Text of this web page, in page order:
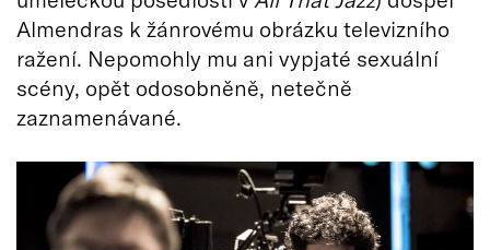
Almendras k žánrovému obrázku televizního
ražení. Nepomohly mu ani vypjaté sexuální
scény, opět odosobněně, netečně
zaznamenávané.